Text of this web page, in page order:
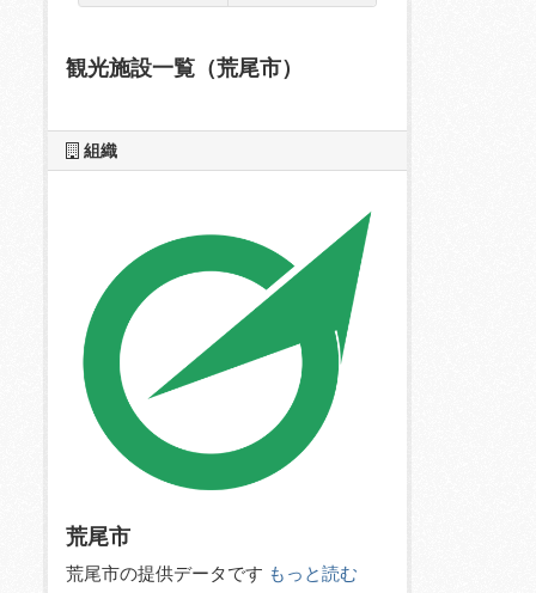
観光施設一覧（荒尾市）
組織
荒尾市
荒尾市の提供データです もっと読む